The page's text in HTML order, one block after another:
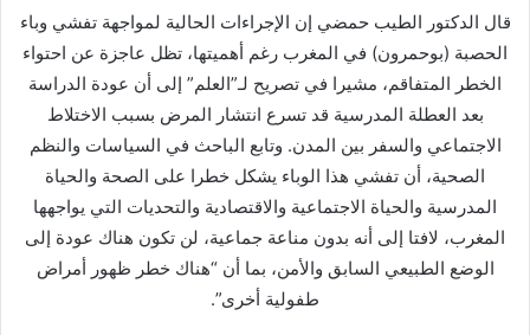
قال الدكتور الطيب حمضي إن الإجراءات الحالية لمواجهة تفشي وباء
الحصبة (بوحمرون) في المغرب رغم أهميتها، تظل عاجزة عن احتواء
الخطر المتفاقم، مشيرا في تصريح لـ”العلم” إلى أن عودة الدراسة
بعد العطلة المدرسية قد تسرع انتشار المرض بسبب الاختلاط
الاجتماعي والسفر بين المدن. وتابع الباحث في السياسات والنظم
الصحية، أن تفشي هذا الوباء يشكل خطرا على الصحة والحياة
المدرسية والحياة الاجتماعية والاقتصادية والتحديات التي يواجهها
المغرب، لافتا إلى أنه بدون مناعة جماعية، لن تكون هناك عودة إلى
الوضع الطبيعي السابق والأمن، بما أن “هناك خطر ظهور أمراض
طفولية أخرى”.